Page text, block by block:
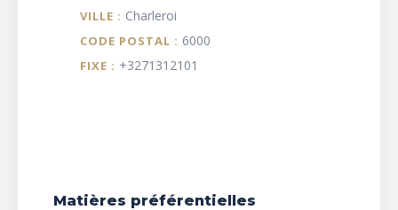
VILLE : Charleroi
CODE POSTAL : 6000
FIXE : +3271312101
Matières préférentielles